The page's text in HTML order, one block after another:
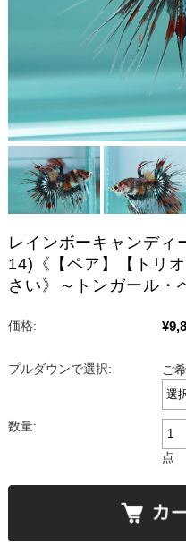
レインボーキャンディ
14)《【ペア】【トリ
さい》～トンガール・
価格:
プルダウンで選択: ご
数量:
点